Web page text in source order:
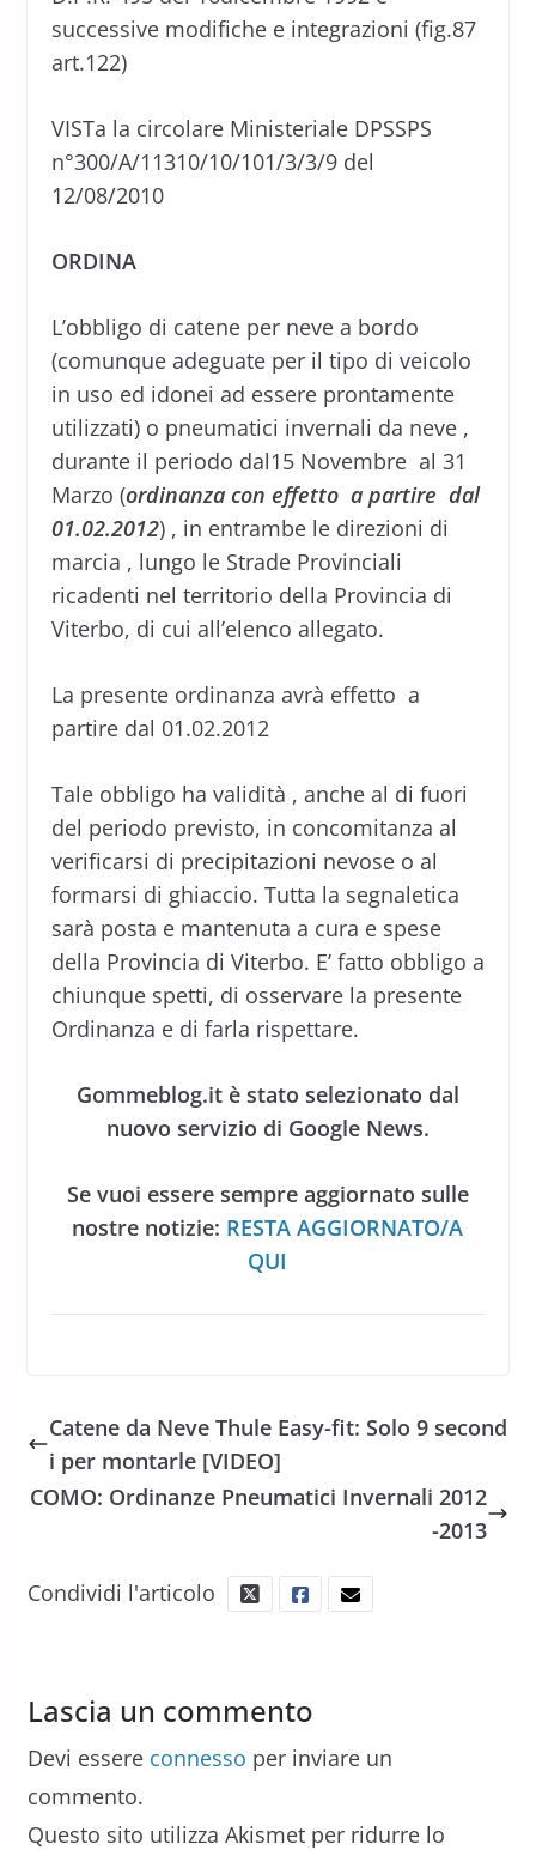
successive modifiche e integrazioni (fig.87
art.122)
VISTa la circolare Ministeriale DPSSPS
n°300/A/11310/10/101/3/3/9 del
12/08/2010
ORDINA
L’obbligo di catene per neve a bordo
(comunque adeguate per il tipo di veicolo
in uso ed idonei ad essere prontamente
utilizzati) o pneumatici invernali da neve ,
durante il periodo dal15 Novembre al 31
Marzo (ordinanza con effetto a partire dal
01.02.2012) , in entrambe le direzioni di
marcia , lungo le Strade Provinciali
ricadenti nel territorio della Provincia di
Viterbo, di cui all’elenco allegato.
La presente ordinanza avrà effetto a
partire dal 01.02.2012
Tale obbligo ha validità , anche al di fuori
del periodo previsto, in concomitanza al
verificarsi di precipitazioni nevose o al
formarsi di ghiaccio. Tutta la segnaletica
sarà posta e mantenuta a cura e spese
della Provincia di Viterbo. E’ fatto obbligo a
chiunque spetti, di osservare la presente
Ordinanza e di farla rispettare.
Gommeblog.it è stato selezionato dal
nuovo servizio di Google News.
Se vuoi essere sempre aggiornato sulle
nostre notizie: RESTA AGGIORNATO/A
QUI
Catene da Neve Thule Easy-fit: Solo 9 second
i per montarle [VIDEO]
COMO: Ordinanze Pneumatici Invernali 2012
-2013
Condividi l'articolo
Lascia un commento
Devi essere connesso per inviare un
commento.
Questo sito utilizza Akismet per ridurre lo